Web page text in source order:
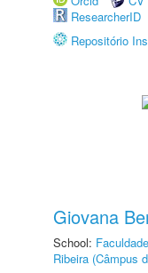
ResearcherID
Repositório
Giovana
School:
Ribeira (Câmpus